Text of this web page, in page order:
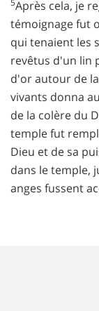
5Après cela, je
témoignage fut
qui tenaient les
revêtus d'un lin
d'or autour de
vivants donna
de la colère du
temple fut
Dieu et de sa
dans le temple,
anges fussent